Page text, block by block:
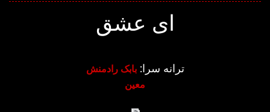
ای عشق
ترانه سرا:بابک رادمنش
معین